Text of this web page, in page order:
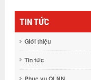
TIN TỨC
Giới thiệu
Tin tức